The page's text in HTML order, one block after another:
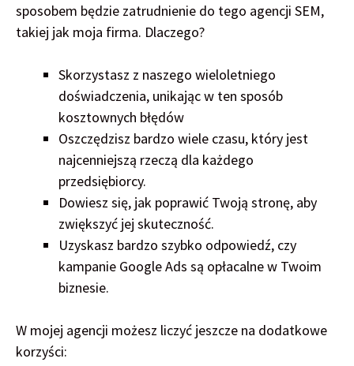
sposobem będzie zatrudnienie do tego agencji SEM,
takiej jak moja firma. Dlaczego?
Skorzystasz z naszego wieloletniego
doświadczenia, unikając w ten sposób
kosztownych błędów
Oszczędzisz bardzo wiele czasu, który jest
najcenniejszą rzeczą dla każdego
przedsiębiorcy.
Dowiesz się, jak poprawić Twoją stronę, aby
zwiększyć jej skuteczność.
Uzyskasz bardzo szybko odpowiedź, czy
kampanie Google Ads są opłacalne w Twoim
biznesie.
W mojej agencji możesz liczyć jeszcze na dodatkowe
korzyści: